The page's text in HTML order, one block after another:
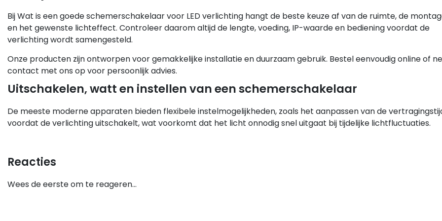
Bij Wat is een goede schemerschakelaar voor LED verlichting hangt de beste keuze af van de ruimte, de
en het gewenste lichteffect. Controleer daarom altijd de lengte, voeding, IP-waarde en bediening voordat de
verlichting wordt samengesteld.
Onze producten zijn ontworpen voor gemakkelijke installatie en duurzaam gebruik. Bestel eenvoudig online of
contact met ons op voor persoonlijk advies.
Uitschakelen, watt en instellen van een schemerschakelaar
De meeste moderne apparaten bieden flexibele instelmogelijkheden, zoals het aanpassen van de
voordat de verlichting uitschakelt, wat voorkomt dat het licht onnodig snel uitgaat bij tijdelijke lichtfluctuaties.
Reacties
Wees de eerste om te reageren...